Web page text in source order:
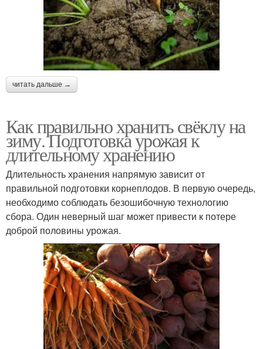
читать дальше →
Как правильно хранить свёклу на
зиму. Подготовка урожая к
длительному хранению
Длительность хранения напрямую зависит от
правильной подготовки корнеплодов. В первую очередь,
необходимо соблюдать безошибочную технологию
сбора. Один неверный шаг может привести к потере
доброй половины урожая.